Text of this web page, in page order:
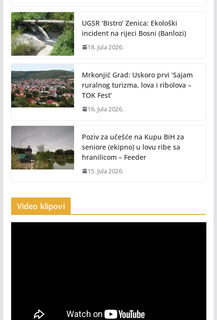
UGSR ‘Bistro’ Zenica: Ekološki
incident na rijeci Bosni (Banlozi)
18. Jula 2026.
Mrkonjić Grad: Uskoro prvi ‘Sajam
ruralnog turizma, lova i ribolova –
TOK Fest’
16. Jula 2026.
Poziv za učešće na Kupu BiH za
seniore (ekipno) u lovu ribe sa
hranilicom – Feeder
15. Jula 2026.
Video klipovi